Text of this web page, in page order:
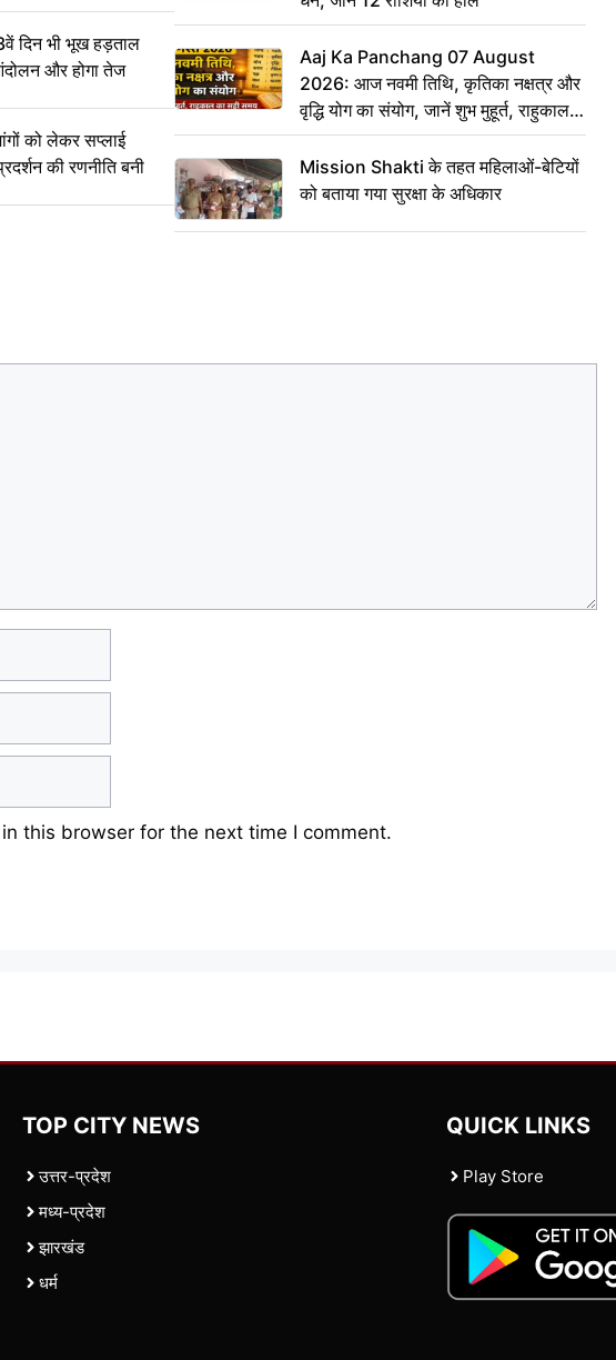
दिन भी भूख हड़ताल
और होगा तेज
को लेकर सप्लाई
की रणनीति बनी
Aaj Ka Panchang 07 August
2026: आज नवमी तिथि, कृतिका नक्षत्र और
वृद्धि योग का संयोग, जानें शुभ मुहूर्त, राहुकाल
का सही समय
Mission Shakti के तहत महिलाओं-बेटियों
को बताया गया सुरक्षा के अधिकार
this browser for the next time I comment.
TOP CITY NEWS
उत्तर-प्रदेश
मध्य-प्रदेश
झारखंड
धर्म
QUICK LINKS
Play Store